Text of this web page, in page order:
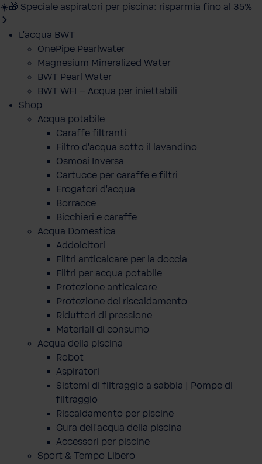
☀️🎁 Speciale aspiratori per piscina: risparmia fino al 35%
L'acqua BWT
OnePipe Pearlwater
Magnesium Mineralized Water
BWT Pearl Water
BWT WFI – Acqua per iniettabili
Shop
Acqua potabile
Caraffe filtranti
Filtro d'acqua sotto il lavandino
Osmosi Inversa
Cartucce per caraffe e filtri
Erogatori d'acqua
Borracce
Bicchieri e caraffe
Acqua Domestica
Addolcitori
Filtri anticalcare per la doccia
Filtri per acqua potabile
Protezione anticalcare
Protezione del riscaldamento
Riduttori di pressione
Materiali di consumo
Acqua della piscina
Robot
Aspiratori
Sistemi di filtraggio a sabbia | Pompe di
filtraggio
Riscaldamento per piscine
Cura dell'acqua della piscina
Accessori per piscine
Sport & Tempo Libero